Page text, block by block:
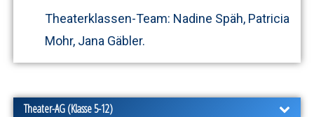
Theaterklassen-Team: Nadine Späh, Patricia
Mohr, Jana Gäbler.
Theater-AG (Klasse 5-12)